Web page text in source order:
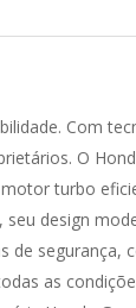
Com
O
turbo
design
de segurança,
as